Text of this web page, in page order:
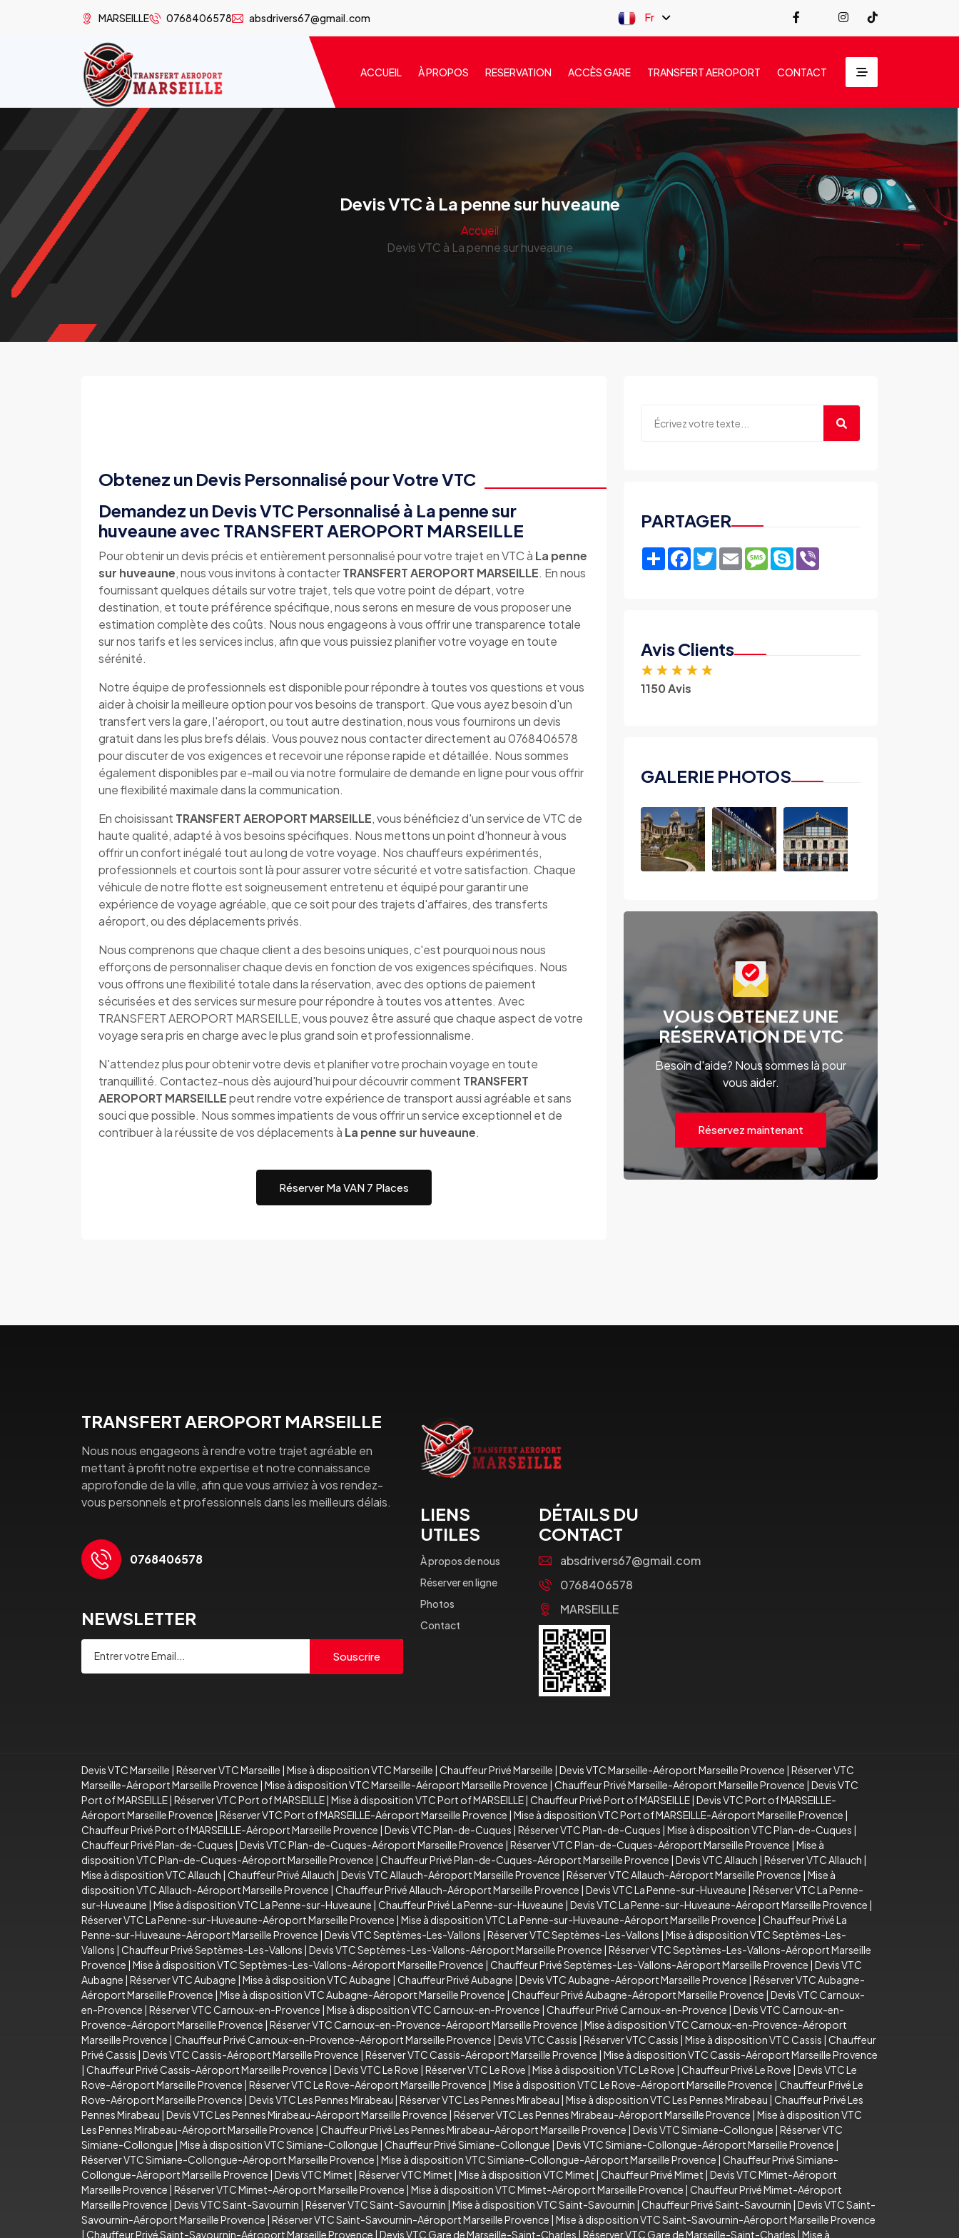
MARSEILLE 0768406578 absdrivers67@gmail.com Fr
ACCUEIL À PROPOS RESERVATION ACCÈS GARE TRANSFERT AEROPORT CONTACT
Devis VTC à La penne sur huveaune
Accueil
Devis VTC à La penne sur huveaune
Obtenez un Devis Personnalisé pour Votre VTC
Demandez un Devis VTC Personnalisé à La penne sur
huveaune avec TRANSFERT AEROPORT MARSEILLE
Pour obtenir un devis précis et entièrement personnalisé pour votre trajet en VTC à La penne
sur huveaune, nous vous invitons à contacterTRANSFERT AEROPORT MARSEILLE. En nous
fournissant quelques détails sur votre trajet, tels que votre point de départ, votre
destination, et toute préférence spécifique, nous serons en mesure de vous proposer une
estimation complète des coûts. Nous nous engageons à vous offrir une transparence totale
sur nos tarifs et les services inclus, afin que vous puissiez planifier votre voyage en toute
sérénité.
Notre équipe de professionnels est disponible pour répondre à toutes vos questions et vous
aider à choisir la meilleure option pour vos besoins de transport. Que vous ayez besoin d'un
transfert vers la gare, l'aéroport, ou tout autre destination, nous vous fournirons un devis
gratuit dans les plus brefs délais. Vous pouvez nous contacter directement au 0768406578
pour discuter de vos exigences et recevoir une réponse rapide et détaillée. Nous sommes
également disponibles par e-mail ou via notre formulaire de demande en ligne pour vous offrir
une flexibilité maximale dans la communication.
En choisissant TRANSFERT AEROPORT MARSEILLE, vous bénéficiez d'un service de VTC de
haute qualité, adapté à vos besoins spécifiques. Nous mettons un point d'honneur à vous
offrir un confort inégalé tout au long de votre voyage. Nos chauffeurs expérimentés,
professionnels et courtois sont là pour assurer votre sécurité et votre satisfaction. Chaque
véhicule de notre flotte est soigneusement entretenu et équipé pour garantir une
expérience de voyage agréable, que ce soit pour des trajets d'affaires, des transferts
aéroport, ou des déplacements privés.
Nous comprenons que chaque client a des besoins uniques, c'est pourquoi nous nous
efforçons de personnaliser chaque devis en fonction de vos exigences spécifiques. Nous
vous offrons une flexibilité totale dans la réservation, avec des options de paiement
sécurisées et des services sur mesure pour répondre à toutes vos attentes. Avec
TRANSFERT AEROPORT MARSEILLE, vous pouvez être assuré que chaque aspect de votre
voyage sera pris en charge avec le plus grand soin et professionnalisme.
N'attendez plus pour obtenir votre devis et planifier votre prochain voyage en toute
tranquillité. Contactez-nous dès aujourd'hui pour découvrir comment TRANSFERT
AEROPORT MARSEILLEpeut rendre votre expérience de transport aussi agréable et sans
souci que possible. Nous sommes impatients de vous offrir un service exceptionnel et de
contribuer à la réussite de vos déplacements à La penne sur huveaune.
Réserver Ma VAN 7 Places
PARTAGER
ShareFacebook
TwitterEmailMessage
Skype
Avis Clients
★ ★ ★ ★ ★
1150 Avis
GALERIE PHOTOS
VOUS OBTENEZ UNE
RÉSERVATION DE VTC
Besoin d'aide? Nous sommes là pour
vous aider.
Réservez maintenant
TRANSFERT AEROPORT MARSEILLE
Nous nous engageons à rendre votre trajet agréable en
mettant à profit notre expertise et notre connaissance
approfondie de la ville, afin que vous arriviez à vos rendez-
vous personnels et professionnels dans les meilleurs délais.
0768406578
NEWSLETTER
Souscrire
LIENS
UTILES
À propos de nous
Réserver en ligne
Photos
Contact
DÉTAILS DU
CONTACT
absdrivers67@gmail.com
0768406578
MARSEILLE
Devis VTC Marseille | Réserver VTC Marseille | Mise à disposition VTC Marseille | Chauffeur Privé Marseille | Devis VTC Marseille-Aéroport Marseille Provence | Réserver VTC
Marseille-Aéroport Marseille Provence | Mise à disposition VTC Marseille-Aéroport Marseille Provence | Chauffeur Privé Marseille-Aéroport Marseille Provence | Devis VTC
Port of MARSEILLE| Réserver VTC Port of MARSEILLE| Mise à disposition VTC Port of MARSEILLE| Chauffeur Privé Port of MARSEILLE| Devis VTC Port of MARSEILLE-
Aéroport Marseille Provence | Réserver VTC Port of MARSEILLE-Aéroport Marseille Provence | Mise à disposition VTC Port of MARSEILLE-Aéroport Marseille Provence |
Chauffeur Privé Port of MARSEILLE-Aéroport Marseille Provence | Devis VTC Plan-de-Cuques | Réserver VTC Plan-de-Cuques | Mise à disposition VTC Plan-de-Cuques |
Chauffeur Privé Plan-de-Cuques | Devis VTC Plan-de-Cuques-Aéroport Marseille Provence | Réserver VTC Plan-de-Cuques-Aéroport Marseille Provence | Mise à
disposition VTC Plan-de-Cuques-Aéroport Marseille Provence | Chauffeur Privé Plan-de-Cuques-Aéroport Marseille Provence | Devis VTC Allauch | Réserver VTC Allauch |
Mise à disposition VTC Allauch | Chauffeur Privé Allauch | Devis VTC Allauch-Aéroport Marseille Provence | Réserver VTC Allauch-Aéroport Marseille Provence | Mise à
disposition VTC Allauch-Aéroport Marseille Provence | Chauffeur Privé Allauch-Aéroport Marseille Provence | Devis VTC La Penne-sur-Huveaune | Réserver VTC La Penne-
sur-Huveaune | Mise à disposition VTC La Penne-sur-Huveaune | Chauffeur Privé La Penne-sur-Huveaune | Devis VTC La Penne-sur-Huveaune-Aéroport Marseille Provence |
Réserver VTC La Penne-sur-Huveaune-Aéroport Marseille Provence | Mise à disposition VTC La Penne-sur-Huveaune-Aéroport Marseille Provence | Chauffeur Privé La
Penne-sur-Huveaune-Aéroport Marseille Provence | Devis VTC Septèmes-Les-Vallons | Réserver VTC Septèmes-Les-Vallons | Mise à disposition VTC Septèmes-Les-
Vallons | Chauffeur Privé Septèmes-Les-Vallons | Devis VTC Septèmes-Les-Vallons-Aéroport Marseille Provence | Réserver VTC Septèmes-Les-Vallons-Aéroport Marseille
Provence | Mise à disposition VTC Septèmes-Les-Vallons-Aéroport Marseille Provence | Chauffeur Privé Septèmes-Les-Vallons-Aéroport Marseille Provence | Devis VTC
Aubagne | Réserver VTC Aubagne | Mise à disposition VTC Aubagne | Chauffeur Privé Aubagne | Devis VTC Aubagne-Aéroport Marseille Provence | Réserver VTC Aubagne-
Aéroport Marseille Provence | Mise à disposition VTC Aubagne-Aéroport Marseille Provence | Chauffeur Privé Aubagne-Aéroport Marseille Provence | Devis VTC Carnoux-
en-Provence | Réserver VTC Carnoux-en-Provence | Mise à disposition VTC Carnoux-en-Provence | Chauffeur Privé Carnoux-en-Provence | Devis VTC Carnoux-en-
Provence-Aéroport Marseille Provence | Réserver VTC Carnoux-en-Provence-Aéroport Marseille Provence | Mise à disposition VTC Carnoux-en-Provence-Aéroport
Marseille Provence | Chauffeur Privé Carnoux-en-Provence-Aéroport Marseille Provence | Devis VTC Cassis | Réserver VTC Cassis | Mise à disposition VTC Cassis | Chauffeur
Privé Cassis | Devis VTC Cassis-Aéroport Marseille Provence | Réserver VTC Cassis-Aéroport Marseille Provence | Mise à disposition VTC Cassis-Aéroport Marseille Provence
| Chauffeur Privé Cassis-Aéroport Marseille Provence | Devis VTC Le Rove | Réserver VTC Le Rove | Mise à disposition VTC Le Rove | Chauffeur Privé Le Rove | Devis VTC Le
Rove-Aéroport Marseille Provence | Réserver VTC Le Rove-Aéroport Marseille Provence | Mise à disposition VTC Le Rove-Aéroport Marseille Provence | Chauffeur Privé Le
Rove-Aéroport Marseille Provence | Devis VTC Les Pennes Mirabeau | Réserver VTC Les Pennes Mirabeau | Mise à disposition VTC Les Pennes Mirabeau | Chauffeur Privé Les
Pennes Mirabeau | Devis VTC Les Pennes Mirabeau-Aéroport Marseille Provence | Réserver VTC Les Pennes Mirabeau-Aéroport Marseille Provence | Mise à disposition VTC
Les Pennes Mirabeau-Aéroport Marseille Provence | Chauffeur Privé Les Pennes Mirabeau-Aéroport Marseille Provence | Devis VTC Simiane-Collongue | Réserver VTC
Simiane-Collongue | Mise à disposition VTC Simiane-Collongue | Chauffeur Privé Simiane-Collongue | Devis VTC Simiane-Collongue-Aéroport Marseille Provence |
Réserver VTC Simiane-Collongue-Aéroport Marseille Provence | Mise à disposition VTC Simiane-Collongue-Aéroport Marseille Provence | Chauffeur Privé Simiane-
Collongue-Aéroport Marseille Provence | Devis VTC Mimet | Réserver VTC Mimet | Mise à disposition VTC Mimet | Chauffeur Privé Mimet | Devis VTC Mimet-Aéroport
Marseille Provence | Réserver VTC Mimet-Aéroport Marseille Provence | Mise à disposition VTC Mimet-Aéroport Marseille Provence | Chauffeur Privé Mimet-Aéroport
Marseille Provence | Devis VTC Saint-Savournin | Réserver VTC Saint-Savournin | Mise à disposition VTC Saint-Savournin | Chauffeur Privé Saint-Savournin | Devis VTC Saint-
Savournin-Aéroport Marseille Provence | Réserver VTC Saint-Savournin-Aéroport Marseille Provence | Mise à disposition VTC Saint-Savournin-Aéroport Marseille Provence
| Chauffeur Privé Saint-Savournin-Aéroport Marseille Provence | Devis VTC Gare de Marseille-Saint-Charles | Réserver VTC Gare de Marseille-Saint-Charles | Mise à